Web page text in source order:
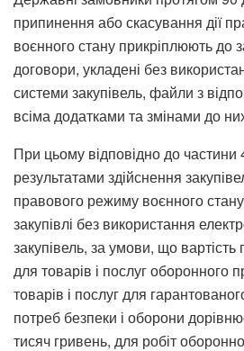
припинення або скасування дії
воєнного стану прикріплюють до
договори, укладені без
системи закупівель, файли з
всіма додатками та змінами до
При цьому відповідно до частини
результатами здійснення
правового режиму воєнного стану
закупівлі без використання
закупівель, за умови, що вартість
для товарів і послуг оборонного
товарів і послуг для
потреб безпеки і оборони
тисяч гривень, для робіт